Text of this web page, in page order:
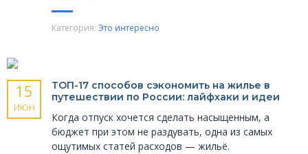
Категория: Это интересно
15
ИЮН
ТОП-17 способов сэкономить на жилье в
путешествии по России: лайфхаки и идеи
Когда отпуск хочется сделать насыщенным, а
бюджет при этом не раздувать, одна из самых
ощутимых статей расходов — жильё.